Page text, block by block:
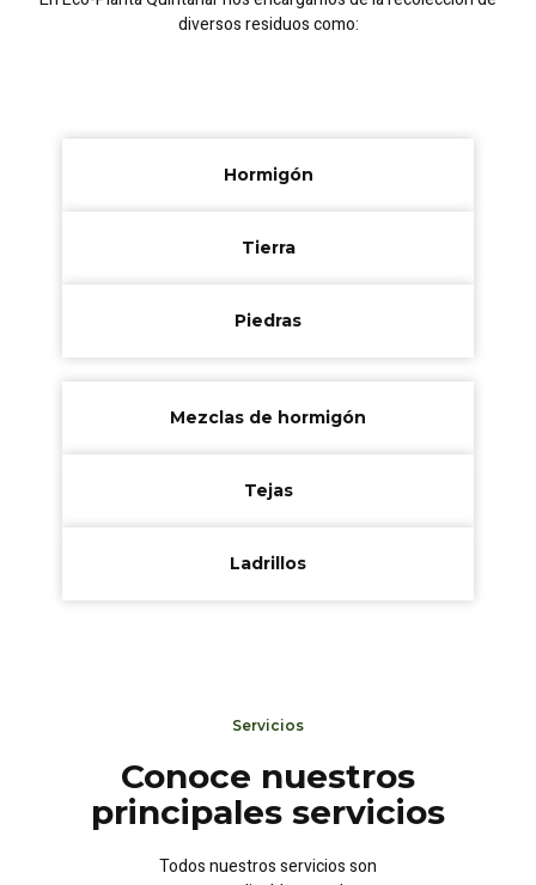
diversos residuos como:
Hormigón
Tierra
Piedras
Mezclas de hormigón
Tejas
Ladrillos
Servicios
Conoce nuestros
principales servicios
Todos nuestros servicios son